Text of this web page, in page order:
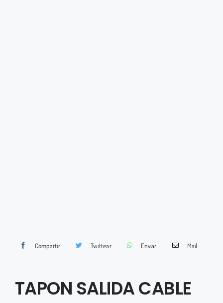
Compartir Twittear Enviar Mail
TAPON SALIDA CABLE